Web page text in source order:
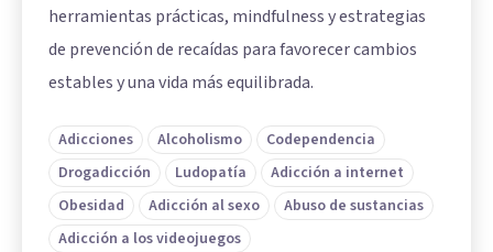
herramientas prácticas, mindfulness y estrategias
de prevención de recaídas para favorecer cambios
estables y una vida más equilibrada.
Adicciones Alcoholismo
Codependencia
Drogadicción
Ludopatía
Adicción a internet
Obesidad
Adicción al sexo
Abuso de sustancias
Adicción a los videojuegos